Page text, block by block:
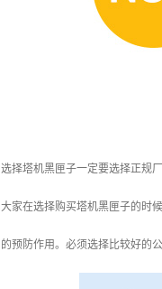
选择塔机黑匣子一定要选择正规
大家在选择购买塔机黑匣子的时
的预防作用。必须选择比较好的